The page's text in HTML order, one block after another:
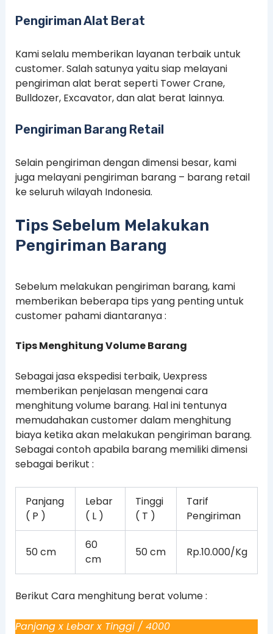
Pengiriman Alat Berat
Kami selalu memberikan layanan terbaik untuk
customer. Salah satunya yaitu siap melayani
pengiriman alat berat seperti Tower Crane,
Bulldozer, Excavator, dan alat berat lainnya.
Pengiriman Barang Retail
Selain pengiriman dengan dimensi besar, kami
juga melayani pengiriman barang – barang retail
ke seluruh wilayah Indonesia.
Tips Sebelum Melakukan
Pengiriman Barang
Sebelum melakukan pengiriman barang, kami
memberikan beberapa tips yang penting untuk
customer pahami diantaranya :
Tips Menghitung Volume Barang
Sebagai jasa ekspedisi terbaik, Uexpress
memberikan penjelasan mengenai cara
menghitung volume barang. Hal ini tentunya
memudahakan customer dalam menghitung
biaya ketika akan melakukan pengiriman barang.
Sebagai contoh apabila barang memiliki dimensi
sebagai berikut :
Panjang
( P )
Lebar
( L )
Tinggi
( T )
Tarif
Pengiriman
50 cm
60
cm
50 cm Rp.10.000/Kg
Berikut Cara menghitung berat volume :
Panjang x Lebar x Tinggi / 4000